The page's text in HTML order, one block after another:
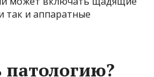
так и аппаратные
патологию?